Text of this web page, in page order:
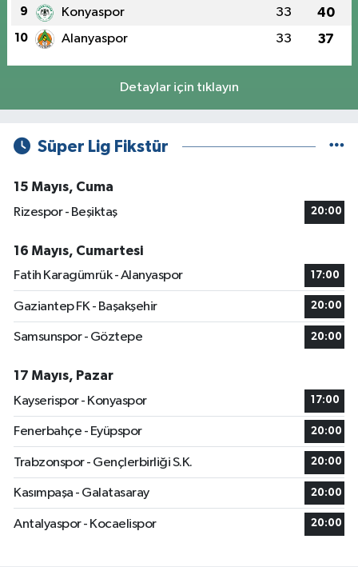
9 Konyaspor 33 40
10 Alanyaspor 33 37
Detaylar için tıklayın
Süper Lig Fikstür
15 Mayıs, Cuma
Rizespor - Beşiktaş
20:00
16 Mayıs, Cumartesi
Fatih Karagümrük - Alanyaspor
17:00
Gaziantep FK - Başakşehir 20:00
Samsunspor - Göztepe 20:00
17 Mayıs, Pazar
Kayserispor - Konyaspor
17:00
Fenerbahçe - Eyüpspor 20:00
Trabzonspor - Gençlerbirliği S.K. 20:00
Kasımpaşa - Galatasaray 20:00
Antalyaspor - Kocaelispor 20:00